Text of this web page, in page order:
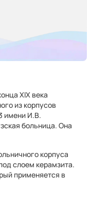
XIX века
из корпусов
имени И.В.
больница. Она
корпуса
слоем керамзита.
применяется в